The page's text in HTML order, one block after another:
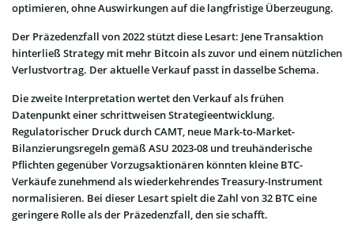
optimieren, ohne Auswirkungen auf die langfristige Überzeugung.
Der Präzedenzfall von 2022 stützt diese Lesart: Jene Transaktion
hinterließ Strategy mit mehr Bitcoin als zuvor und einem nützlichen
Verlustvortrag. Der aktuelle Verkauf passt in dasselbe Schema.
Die zweite Interpretation wertet den Verkauf als frühen
Datenpunkt einer schrittweisen Strategieentwicklung.
Regulatorischer Druck durch CAMT, neue Mark-to-Market-
Bilanzierungsregeln gemäß ASU 2023-08 und treuhänderische
Pflichten gegenüber Vorzugsaktionären könnten kleine BTC-
Verkäufe zunehmend als wiederkehrendes Treasury-Instrument
normalisieren. Bei dieser Lesart spielt die Zahl von 32 BTC eine
geringere Rolle als der Präzedenzfall, den sie schafft.